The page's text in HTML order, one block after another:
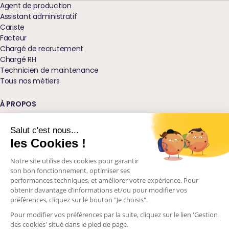
Salut c'est nous...
les Cookies !
Notre site utilise des cookies pour garantir
son bon fonctionnement, optimiser ses
performances techniques, et améliorer votre expérience. Pour
obtenir davantage d’informations et/ou pour modifier vos
préférences, cliquez sur le bouton "Je choisis".
Pour modifier vos préférences par la suite, cliquez sur le lien 'Gestion
des cookies' situé dans le pied de page.
Agent de production
Assistant administratif
Cariste
Facteur
Chargé de recrutement
Chargé RH
Technicien de maintenance
Tous nos métiers
À PROPOS
Nos agences
Blog
Podcast Ressources
Nos engagements
Visions d'avenir
Contactez-nous